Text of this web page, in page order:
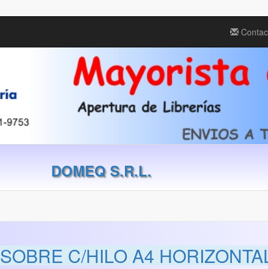
DOMEQ S.R.L.
SOBRE C/HILO A4